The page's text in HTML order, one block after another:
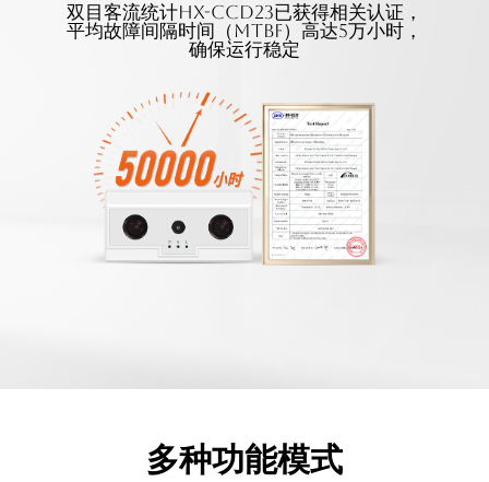
双目客流统计HX-CCD23已获得相关认证，
平均故障间隔时间（MTBF）高达5万小时，
确保运行稳定
多种功能模式